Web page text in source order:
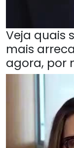
Veja quais
mais
agora, por